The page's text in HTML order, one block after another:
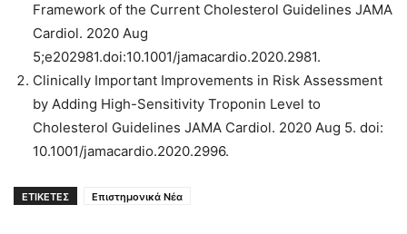
Framework of the Current Cholesterol Guidelines JAMA
Cardiol. 2020 Aug
5;e202981.doi:10.1001/jamacardio.2020.2981.
Clinically Important Improvements in Risk Assessment
by Adding High-Sensitivity Troponin Level to
Cholesterol Guidelines JAMA Cardiol. 2020 Aug 5. doi:
10.1001/jamacardio.2020.2996.
ΕΤΙΚΕΤΕΣ Επιστημονικά Νέα